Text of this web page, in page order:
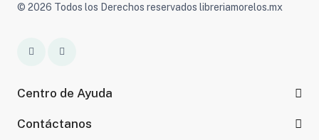
© 2026 Todos los Derechos reservados libreriamorelos.mx
Centro de Ayuda
Contáctanos